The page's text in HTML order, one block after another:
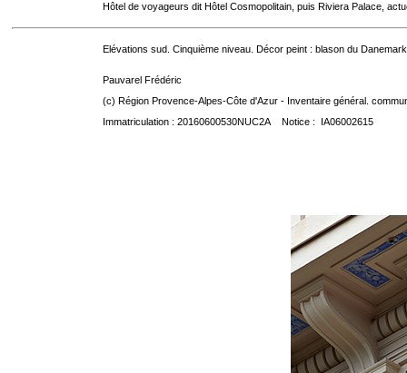
Hôtel de voyageurs dit Hôtel Cosmopolitain, puis Riviera Palace,
Elévations sud. Cinquième niveau. Décor peint : blason du
Pauvarel Frédéric
(c) Région Provence-Alpes-Côte d'Azur - Inventaire général.
Immatriculation : 20160600530NUC2A Notice : IA06002615